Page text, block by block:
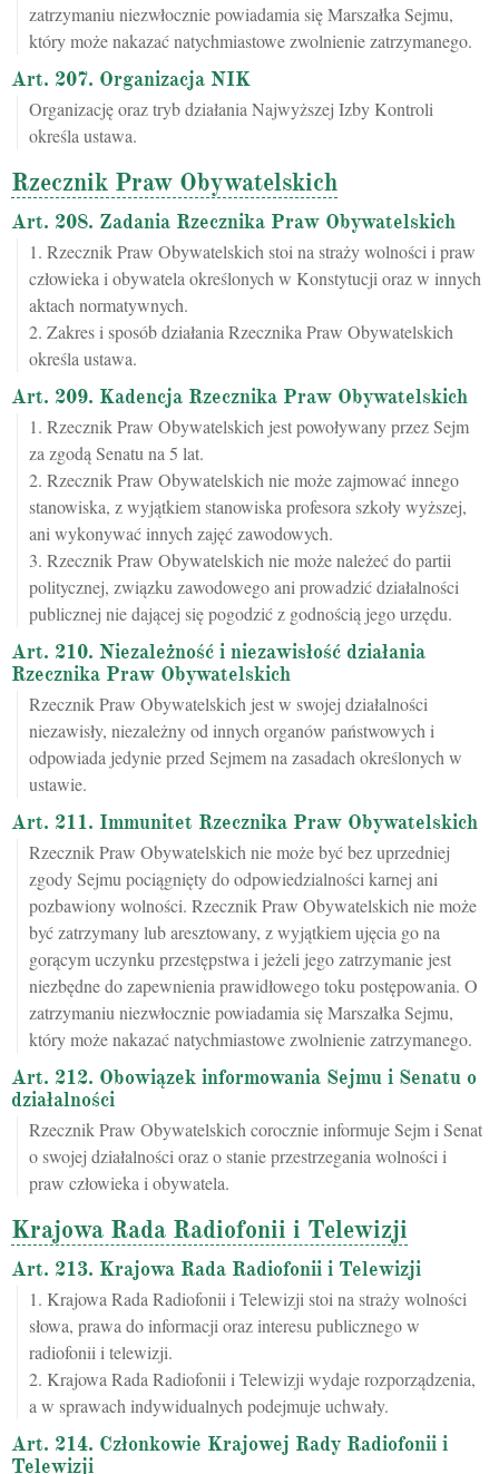
zatrzymaniu niezwłocznie powiadamia się Marszałka Sejmu,
który może nakazać natychmiastowe zwolnienie zatrzymanego.
Art. 207. Organizacja NIK
Organizację oraz tryb działania Najwyższej Izby Kontroli
określa ustawa.
Rzecznik Praw Obywatelskich
Art. 208. Zadania Rzecznika Praw Obywatelskich
1. Rzecznik Praw Obywatelskich stoi na straży wolności i praw
człowieka i obywatela określonych w Konstytucji oraz w innych
aktach normatywnych.
2. Zakres i sposób działania Rzecznika Praw Obywatelskich
określa ustawa.
Art. 209. Kadencja Rzecznika Praw Obywatelskich
1. Rzecznik Praw Obywatelskich jest powoływany przez Sejm
za zgodą Senatu na 5 lat.
2. Rzecznik Praw Obywatelskich nie może zajmować innego
stanowiska, z wyjątkiem stanowiska profesora szkoły wyższej,
ani wykonywać innych zajęć zawodowych.
3. Rzecznik Praw Obywatelskich nie może należeć do partii
politycznej, związku zawodowego ani prowadzić działalności
publicznej nie dającej się pogodzić z godnością jego urzędu.
Art. 210. Niezależność i niezawisłość działania
Rzecznika Praw Obywatelskich
Rzecznik Praw Obywatelskich jest w swojej działalności
niezawisły, niezależny od innych organów państwowych i
odpowiada jedynie przed Sejmem na zasadach określonych w
ustawie.
Art. 211. Immunitet Rzecznika Praw Obywatelskich
Rzecznik Praw Obywatelskich nie może być bez uprzedniej
zgody Sejmu pociągnięty do odpowiedzialności karnej ani
pozbawiony wolności. Rzecznik Praw Obywatelskich nie może
być zatrzymany lub aresztowany, z wyjątkiem ujęcia go na
gorącym uczynku przestępstwa i jeżeli jego zatrzymanie jest
niezbędne do zapewnienia prawidłowego toku postępowania. O
zatrzymaniu niezwłocznie powiadamia się Marszałka Sejmu,
który może nakazać natychmiastowe zwolnienie zatrzymanego.
Art. 212. Obowiązek informowania Sejmu i Senatu o
działalności
Rzecznik Praw Obywatelskich corocznie informuje Sejm i Senat
o swojej działalności oraz o stanie przestrzegania wolności i
praw człowieka i obywatela.
Krajowa Rada Radiofonii i Telewizji
Art. 213. Krajowa Rada Radiofonii i Telewizji
1. Krajowa Rada Radiofonii i Telewizji stoi na straży wolności
słowa, prawa do informacji oraz interesu publicznego w
radiofonii i telewizji.
2. Krajowa Rada Radiofonii i Telewizji wydaje rozporządzenia,
a w sprawach indywidualnych podejmuje uchwały.
Art. 214. Członkowie Krajowej Rady Radiofonii i
Telewizji